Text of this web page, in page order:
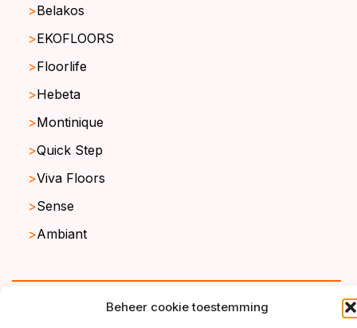
Beheer cookie toestemming
Belakos
EKOFLOORS
Floorlife
Hebeta
Montinique
Quick Step
Viva Floors
Sense
Ambiant